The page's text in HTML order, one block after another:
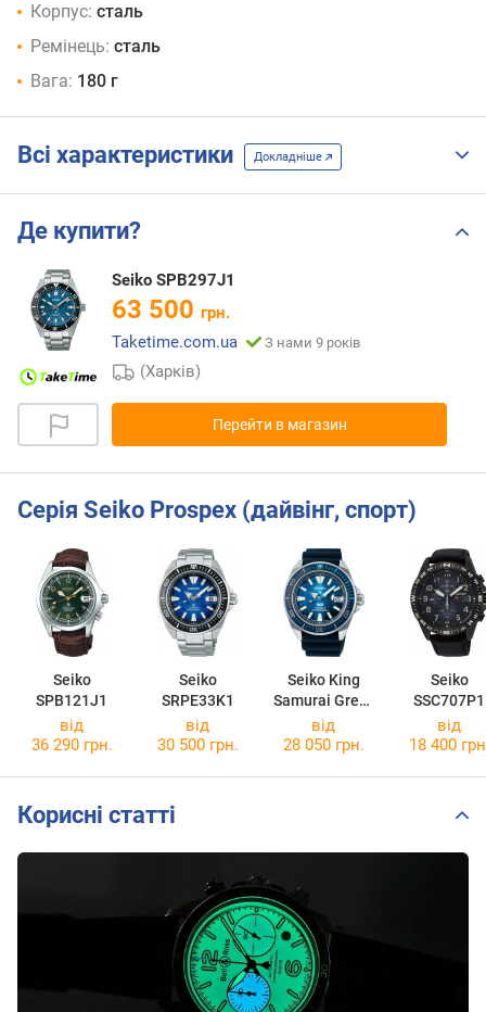
Корпус: сталь
Ремінець: сталь
Вага: 180 г
Всі характеристики Докладніше
Де купити?
Seiko SPB297J1
63 500 грн.
Taketime.com.ua
З нами 9 років
(Харків)
Перейти в магазин
Серія Seiko Prospex (дайвінг, спорт)
Seiko
SPB121J1
Seiko
SRPE33K1
Seiko King
Samurai Great
Blue PADI
Edition
Seiko
SSC707P1
від
36 290 грн.
від
30 500 грн.
від
28 050 грн.
від
18 400
Корисні статті